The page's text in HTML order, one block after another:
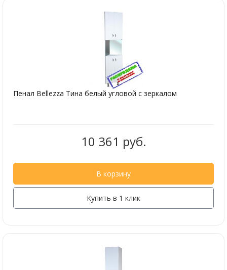
Пенал Bellezza Тина белый угловой с зеркалом
10 361 руб.
В корзину
Купить в 1 клик